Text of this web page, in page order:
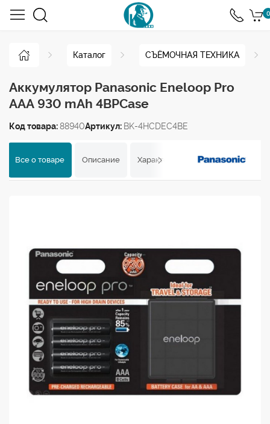
0
Каталог СЪЁМОЧНАЯ ТЕХНИКА
Аккумулятор Panasonic Eneloop Pro
AAA 930 mAh 4BPCase
Код товара:88940Артикул: BK-4HCDEC4BE
Все о товаре Описание Характеристики Отзывы